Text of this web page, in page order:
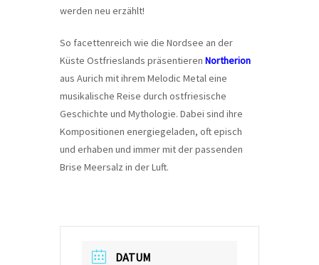
werden neu erzählt!
So facettenreich wie die Nordsee an der
Küste Ostfrieslands präsentieren Northerion
aus Aurich mit ihrem Melodic Metal eine
musikalische Reise durch ostfriesische
Geschichte und Mythologie. Dabei sind ihre
Kompositionen energiegeladen, oft episch
und erhaben und immer mit der passenden
Brise Meersalz in der Luft.
DATUM